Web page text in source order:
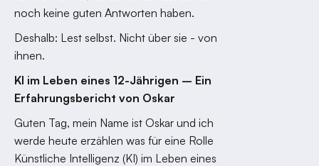
noch keine guten Antworten haben.
Deshalb: Lest selbst. Nicht über sie - von
ihnen.
KI im Leben eines 12-Jährigen – Ein
Erfahrungsbericht von Oskar
Guten Tag, mein Name ist Oskar und ich
werde heute erzählen was für eine Rolle
Künstliche Intelligenz (KI) im Leben eines